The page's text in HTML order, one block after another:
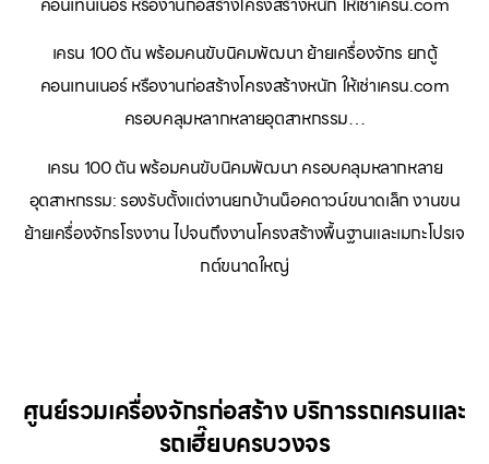
เครน 100 ตัน พร้อมคนขับนิคมพัฒนา ย้ายเครื่องจักร ยกตู้
คอนเทนเนอร์ หรืองานก่อสร้างโครงสร้างหนัก ให้เช่าเครน.com
ครอบคลุมหลากหลายอุตสาหกรรม…
เครน 100 ตัน พร้อมคนขับนิคมพัฒนา ครอบคลุมหลากหลาย
อุตสาหกรรม: รองรับตั้งแต่งานยกบ้านน็อคดาวน์ขนาดเล็ก งานขน
ย้ายเครื่องจักรโรงงาน ไปจนถึงงานโครงสร้างพื้นฐานและเมกะโปรเจ
กต์ขนาดใหญ่
ศูนย์รวมเครื่องจักรก่อสร้าง บริการรถเครนและ
รถเฮี๊ยบครบวงจร